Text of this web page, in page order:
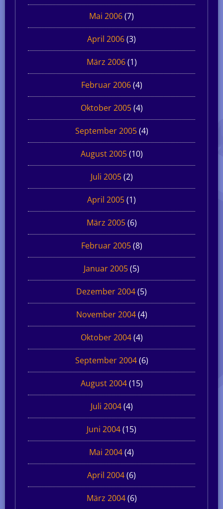
Mai 2006(7)
April 2006(3)
März 2006(1)
Februar 2006(4)
Oktober 2005(4)
September 2005(4)
August 2005(10)
Juli 2005(2)
April 2005(1)
März 2005(6)
Februar 2005(8)
Januar 2005(5)
Dezember 2004(5)
November 2004(4)
Oktober 2004(4)
September 2004(6)
August 2004(15)
Juli 2004(4)
Juni 2004(15)
Mai 2004(4)
April 2004(6)
März 2004(6)